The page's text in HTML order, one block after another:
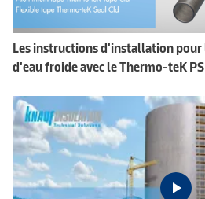
Les instructions d'installation
d'eau froide avec le Thermo-teK PS